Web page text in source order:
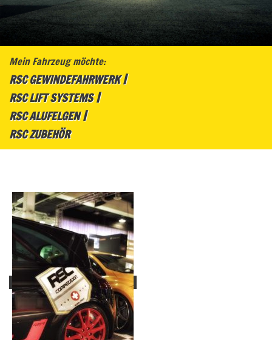
Mein Fahrzeug möchte:
RSC GEWINDEFAHRWERK
RSC LIFT SYSTEMS
RSC ALUFELGEN
RSC ZUBEHÖR